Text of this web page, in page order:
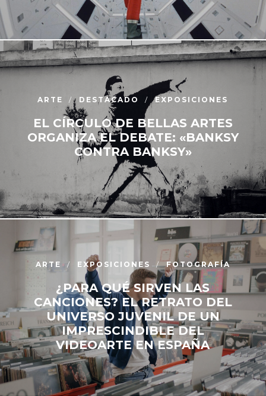
ARTE DESTACADO EXPOSICIONES
EL CÍRCULO DE BELLAS ARTES
ORGANIZA EL DEBATE: «BANKSY
CONTRA BANKSY»
ARTE EXPOSICIONES FOTOGRAFÍA
¿PARA QUÉ SIRVEN LAS
CANCIONES? EL RETRATO DEL
UNIVERSO JUVENIL DE UN
IMPRESCINDIBLE DEL
VIDEOARTE EN ESPAÑA